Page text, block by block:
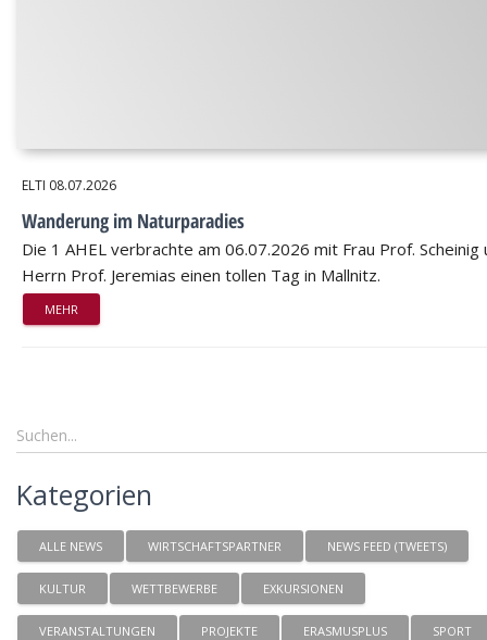
ELTI 08.07.2026
Wanderung im Naturparadies
Die 1 AHEL verbrachte am 06.07.2026 mit Frau Prof. Scheinig
Herrn Prof. Jeremias einen tollen Tag in Mallnitz.
MEHR
Kategorien
ALLE NEWS WIRTSCHAFTSPARTNER NEWS FEED (TWEETS)
KULTUR WETTBEWERBE EXKURSIONEN
VERANSTALTUNGEN PROJEKTE ERASMUSPLUS SPORT